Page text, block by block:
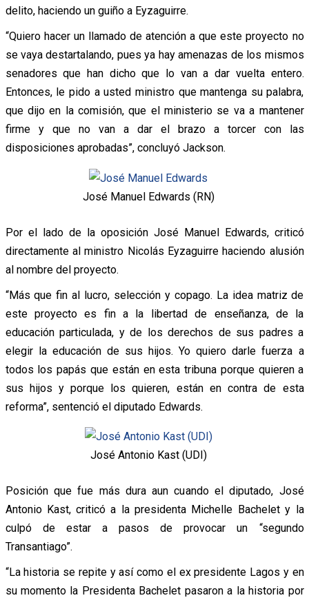
delito, haciendo un guiño a Eyzaguirre.
“Quiero hacer un llamado de atención a que este proyecto no
se vaya destartalando, pues ya hay amenazas de los mismos
senadores que han dicho que lo van a dar vuelta entero.
Entonces, le pido a usted ministro que mantenga su palabra,
que dijo en la comisión, que el ministerio se va a mantener
firme y que no van a dar el brazo a torcer con las
disposiciones aprobadas”, concluyó Jackson.
José Manuel Edwards (RN)
Por el lado de la oposición José Manuel Edwards, criticó
directamente al ministro Nicolás Eyzaguirre haciendo alusión
al nombre del proyecto.
“Más que fin al lucro, selección y copago. La idea matriz de
este proyecto es fin a la libertad de enseñanza, de la
educación particulada, y de los derechos de sus padres a
elegir la educación de sus hijos. Yo quiero darle fuerza a
todos los papás que están en esta tribuna porque quieren a
sus hijos y porque los quieren, están en contra de esta
reforma”, sentenció el diputado Edwards.
José Antonio Kast (UDI)
Posición que fue más dura aun cuando el diputado, José
Antonio Kast, criticó a la presidenta Michelle Bachelet y la
culpó de estar a pasos de provocar un “segundo
Transantiago”.
“La historia se repite y así como el ex presidente Lagos y en
su momento la Presidenta Bachelet pasaron a la historia por